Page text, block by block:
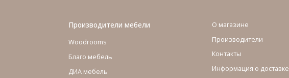
Производители мебели
Woodrooms
Благо мебель
ДИА мебель
О магазине
Производители
Контакты
Информация о доставке